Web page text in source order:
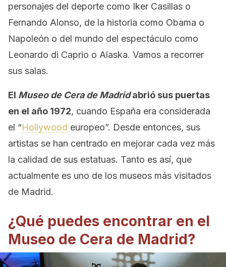
personajes del deporte como Iker Casillas o
Fernando Alonso, de la historia como Obama o
Napoleón o del mundo del espectáculo como
Leonardo di Caprio o Alaska. Vamos a recorrer
sus salas.
El Museo de Cera de Madridabrió sus puertas
en el año 1972, cuando España era considerada
el “Hollywood europeo”. Desde entonces, sus
artistas se han centrado en mejorar cada vez más
la calidad de sus estatuas. Tanto es así, que
actualmente es uno de los museos más visitados
de Madrid.
¿Qué puedes encontrar en el
Museo de Cera de Madrid?